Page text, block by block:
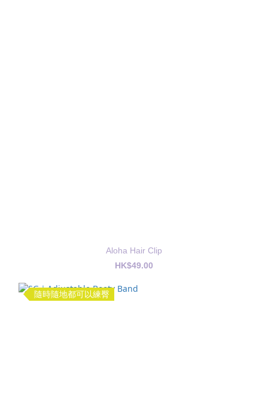
Aloha Hair Clip
HK$49.00
隨時隨地都可以練臀